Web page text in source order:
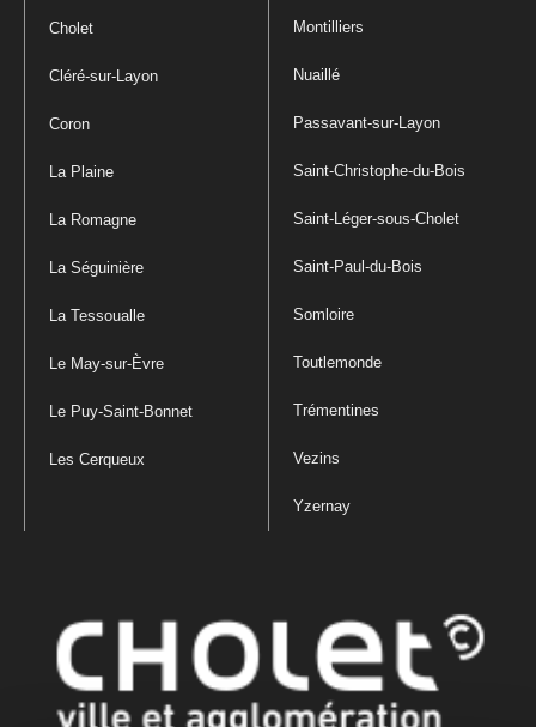
Cholet
Cléré-sur-Layon
Coron
La Plaine
La Romagne
La Séguinière
La Tessoualle
Le May-sur-Èvre
Le Puy-Saint-Bonnet
Les Cerqueux
Montilliers
Nuaillé
Passavant-sur-Layon
Saint-Christophe-du-Bois
Saint-Léger-sous-Cholet
Saint-Paul-du-Bois
Somloire
Toutlemonde
Trémentines
Vezins
Yzernay